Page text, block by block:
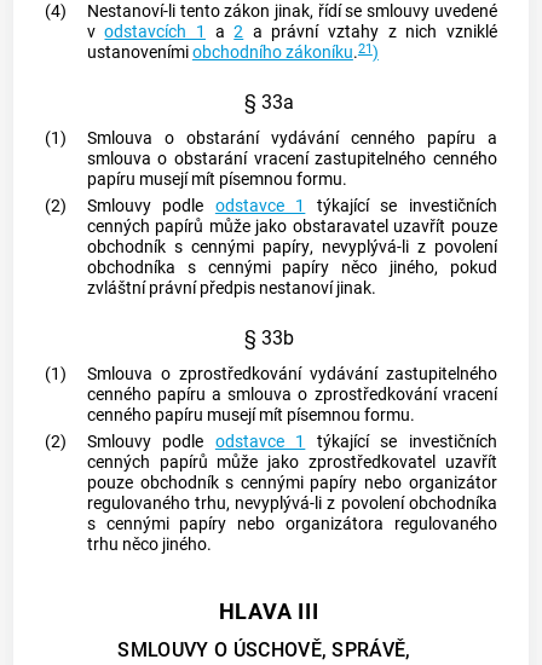
(4)
Nestanoví-li tento zákon jinak, řídí se smlouvy uvedené
vodstavcích 1 a2 a právní vztahy z nich vzniklé
ustanovenímiobchodního zákoníku.21)
§ 33a
(1) Smlouva o obstarání vydávání cenného papíru a
smlouva o obstarání vracení zastupitelného cenného
papíru musejí mít písemnou formu.
(2)
Smlouvy podle odstavce 1
týkající se investičních
cenných papírů může jako obstaravatel uzavřít pouze
obchodník s cennými papíry, nevyplývá-li z povolení
obchodníka s cennými papíry něco jiného, pokud
zvláštní právní předpis nestanoví jinak.
§ 33b
(1)
Smlouva o zprostředkování vydávání zastupitelného
cenného papíru a smlouva o zprostředkování vracení
cenného papíru musejí mít písemnou formu.
(2)
Smlouvy podle odstavce 1
týkající se investičních
cenných papírů může jako zprostředkovatel uzavřít
pouze obchodník s cennými papíry nebo organizátor
regulovaného trhu, nevyplývá-li z povolení obchodníka
s cennými papíry nebo organizátora regulovaného
trhu něco jiného.
HLAVA III
SMLOUVY O ÚSCHOVĚ, SPRÁVĚ,